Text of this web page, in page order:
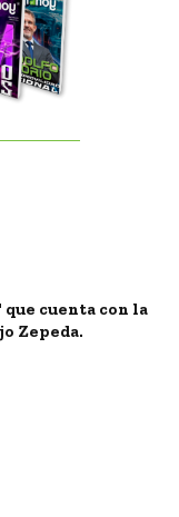
cuenta con la
Zepeda.